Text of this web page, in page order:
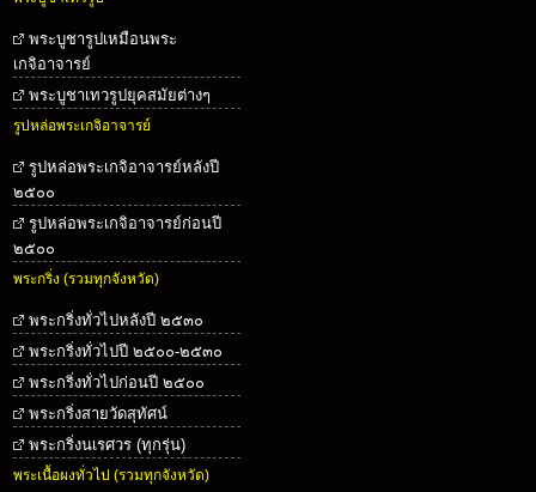
พระบูชารูปเหมือนพระ
เกจิอาจารย์
พระบูชาเทวรูปยุคสมัยต่างๆ
รูปหล่อพระเกจิอาจารย์
รูปหล่อพระเกจิอาจารย์หลังปี
๒๕๐๐
รูปหล่อพระเกจิอาจารย์ก่อนปี
๒๕๐๐
พระกริ่ง (รวมทุกจังหวัด)
พระกริ่งทั่วไปหลังปี ๒๕๓๐
พระกริ่งทั่วไปปี ๒๕๐๐-๒๕๓๐
พระกริ่งทั่วไปก่อนปี ๒๕๐๐
พระกริ่งสายวัดสุทัศน์
พระกริ่งนเรศวร (ทุกรุ่น)
พระเนื้อผงทั่วไป (รวมทุกจังหวัด)